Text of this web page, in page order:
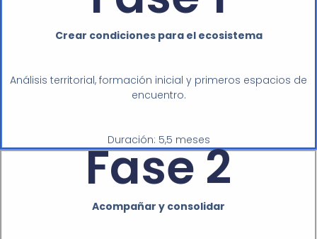
Análisis territorial, formación inicial y primeros espacios de
Duración: 5,5 meses
Fase 2
Acompañar y consolidar
Asesoramiento avanzado, nuevas alianzas y formación de